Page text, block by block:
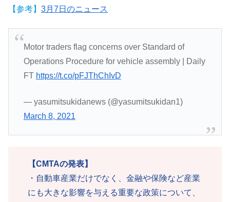
【参考】 3月7日のニュース
Motor traders flag concerns over Standard of
Operations Procedure for vehicle assembly | Daily
FT https://t.co/pFJThChIvD
— yasumitsukidanews (@yasumitsukidan1)
March 8, 2021
【CMTAの発表】
・自動車産業だけでなく、金融や保険など産業
にも大きな影響を与える重要な政策について、